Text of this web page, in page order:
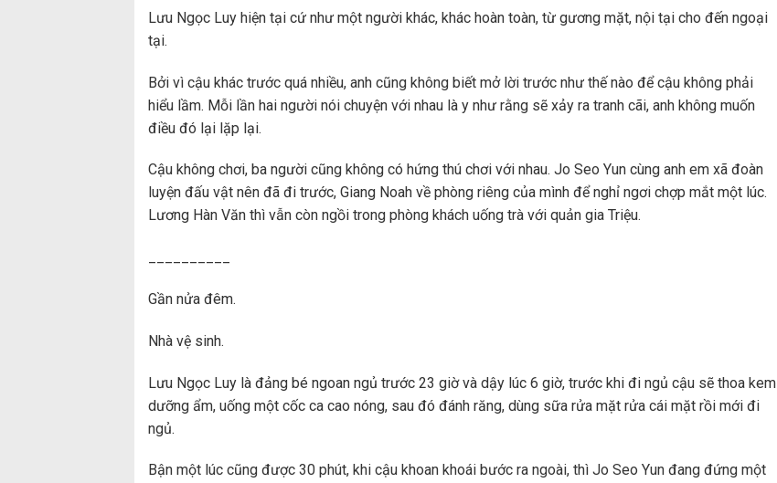
Lưu Ngọc Luy hiện tại cứ như một người khác, khác hoàn toàn, từ gương mặt, nội tại cho đến ngoại
tại.
Bởi vì cậu khác trước quá nhiều, anh cũng không biết mở lời trước như thế nào để cậu không phải
hiểu lầm. Mỗi lần hai người nói chuyện với nhau là y như rằng sẽ xảy ra tranh cãi, anh không muốn
điều đó lại lặp lại.
Cậu không chơi, ba người cũng không có hứng thú chơi với nhau. Jo Seo Yun cùng anh em xã đoàn
luyện đấu vật nên đã đi trước, Giang Noah về phòng riêng của mình để nghỉ ngơi chợp mắt một lúc.
Lương Hàn Văn thì vẫn còn ngồi trong phòng khách uống trà với quản gia Triệu.
Gần nửa đêm.
Nhà vệ sinh.
Lưu Ngọc Luy là đảng bé ngoan ngủ trước 23 giờ và dậy lúc 6 giờ, trước khi đi ngủ cậu sẽ thoa kem
dưỡng ẩm, uống một cốc ca cao nóng, sau đó đánh răng, dùng sữa rửa mặt rửa cái mặt rồi mới đi
ngủ.
Bận một lúc cũng được 30 phút, khi cậu khoan khoái bước ra ngoài, thì Jo Seo Yun đang đứng một